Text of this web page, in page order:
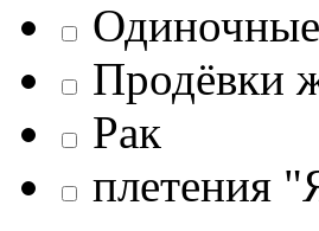
Одиночные
Продёвки
Рак
плетения